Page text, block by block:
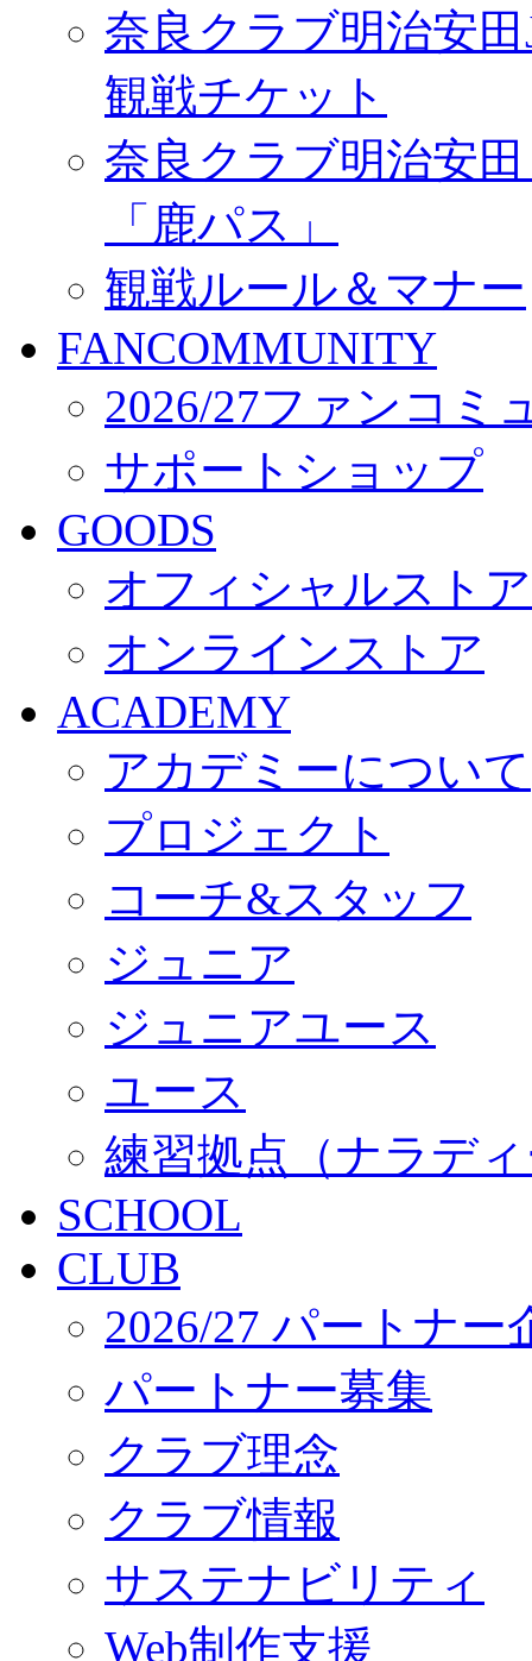
奈良クラブ明治安
観戦チケット
奈良クラブ明治安
「鹿パス」
観戦ルール＆マナー
FANCOMMUNITY
2026/27ファンコミ
サポートショップ
GOODS
オフィシャルスト
オンラインストア
ACADEMY
アカデミーについて
プロジェクト
コーチ&スタッフ
ジュニア
ジュニアユース
ユース
練習拠点（ナラデ
SCHOOL
CLUB
2026/27 パートナー
パートナー募集
クラブ理念
クラブ情報
サステナビリティ
Web制作支援